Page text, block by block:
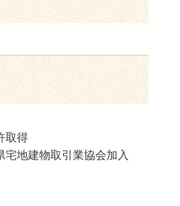
取得
宅地建物取引業協会加入